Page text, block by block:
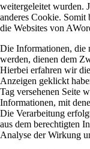
weitergeleitet wurden.
anderes Cookie. Somit
die Websites von
Die Informationen, die
werden, dienen dem
Hierbei erfahren wir
Anzeigen geklickt
Tag versehenen Seite
Informationen, mit
Die Verarbeitung
aus dem berechtigten
Analyse der Wirkung